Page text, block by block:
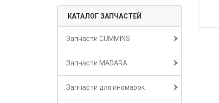
КАТАЛОГ ЗАПЧАСТЕЙ
Запчасти CUMMINS
Запчасти MADARA
Запчасти для иномарок